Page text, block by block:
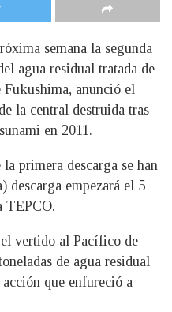
semana la segunda
agua residual tratada de
Fukushima, anunció el
la central destruida tras
en 2011.
primera descarga se han
empezará el 5
TEPCO.
vertido al Pacífico de
de agua residual
que enfureció a